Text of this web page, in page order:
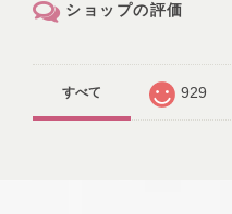
ショップの評価
すべて 929